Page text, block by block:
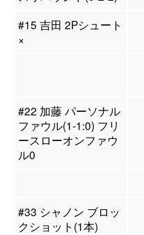
#15 吉田 2Pシュート
×
#22 加藤 パーソナル
ファウル(1-1:0) フリ
ースローオンファウ
ル0
#33 シャノン ブロッ
クショット(1本)